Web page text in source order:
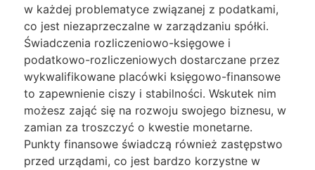
w każdej problematyce związanej z podatkami,
co jest niezaprzeczalne w zarządzaniu spółki.
Świadczenia rozliczeniowo-księgowe i
podatkowo-rozliczeniowych dostarczane przez
wykwalifikowane placówki księgowo-finansowe
to zapewnienie ciszy i stabilności. Wskutek nim
możesz zająć się na rozwoju swojego biznesu, w
zamian za troszczyć o kwestie monetarne.
Punkty finansowe świadczą również zastępstwo
przed urządami, co jest bardzo korzystne w